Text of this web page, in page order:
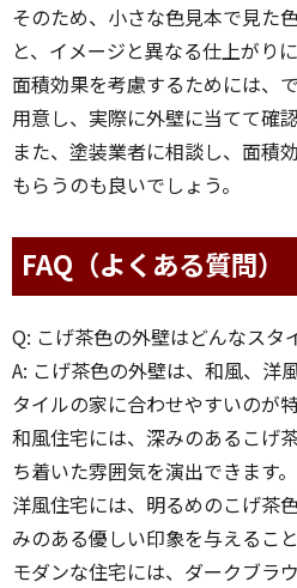
そのため、小さな色見本で見た
と、イメージと異なる仕上がり
面積効果を考慮するためには、
用意し、実際に外壁に当てて確
また、塗装業者に相談し、面積
もらうのも良いでしょう。
FAQ（よくある質問）
Q: こげ茶色の外壁はどんなスタ
A: こげ茶色の外壁は、和風、洋
タイルの家に合わせやすいのが特
和風住宅には、深みのあるこげ
ち着いた雰囲気を演出できます。
洋風住宅には、明るめのこげ茶
みのある優しい印象を与えること
モダンな住宅には、ダークブラ